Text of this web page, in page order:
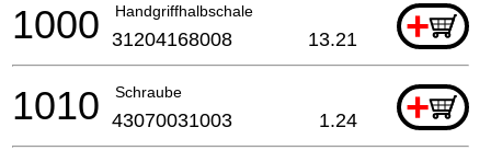
Handgriffhalbschale +
1000 31204168008 13.21
Schraube +
1010 43070031003 1.24